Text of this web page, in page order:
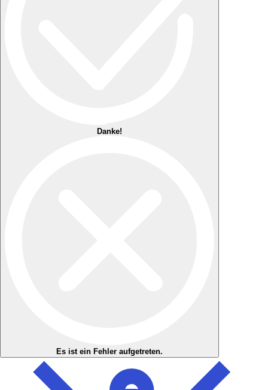
Danke!
Es ist ein Fehler aufgetreten.